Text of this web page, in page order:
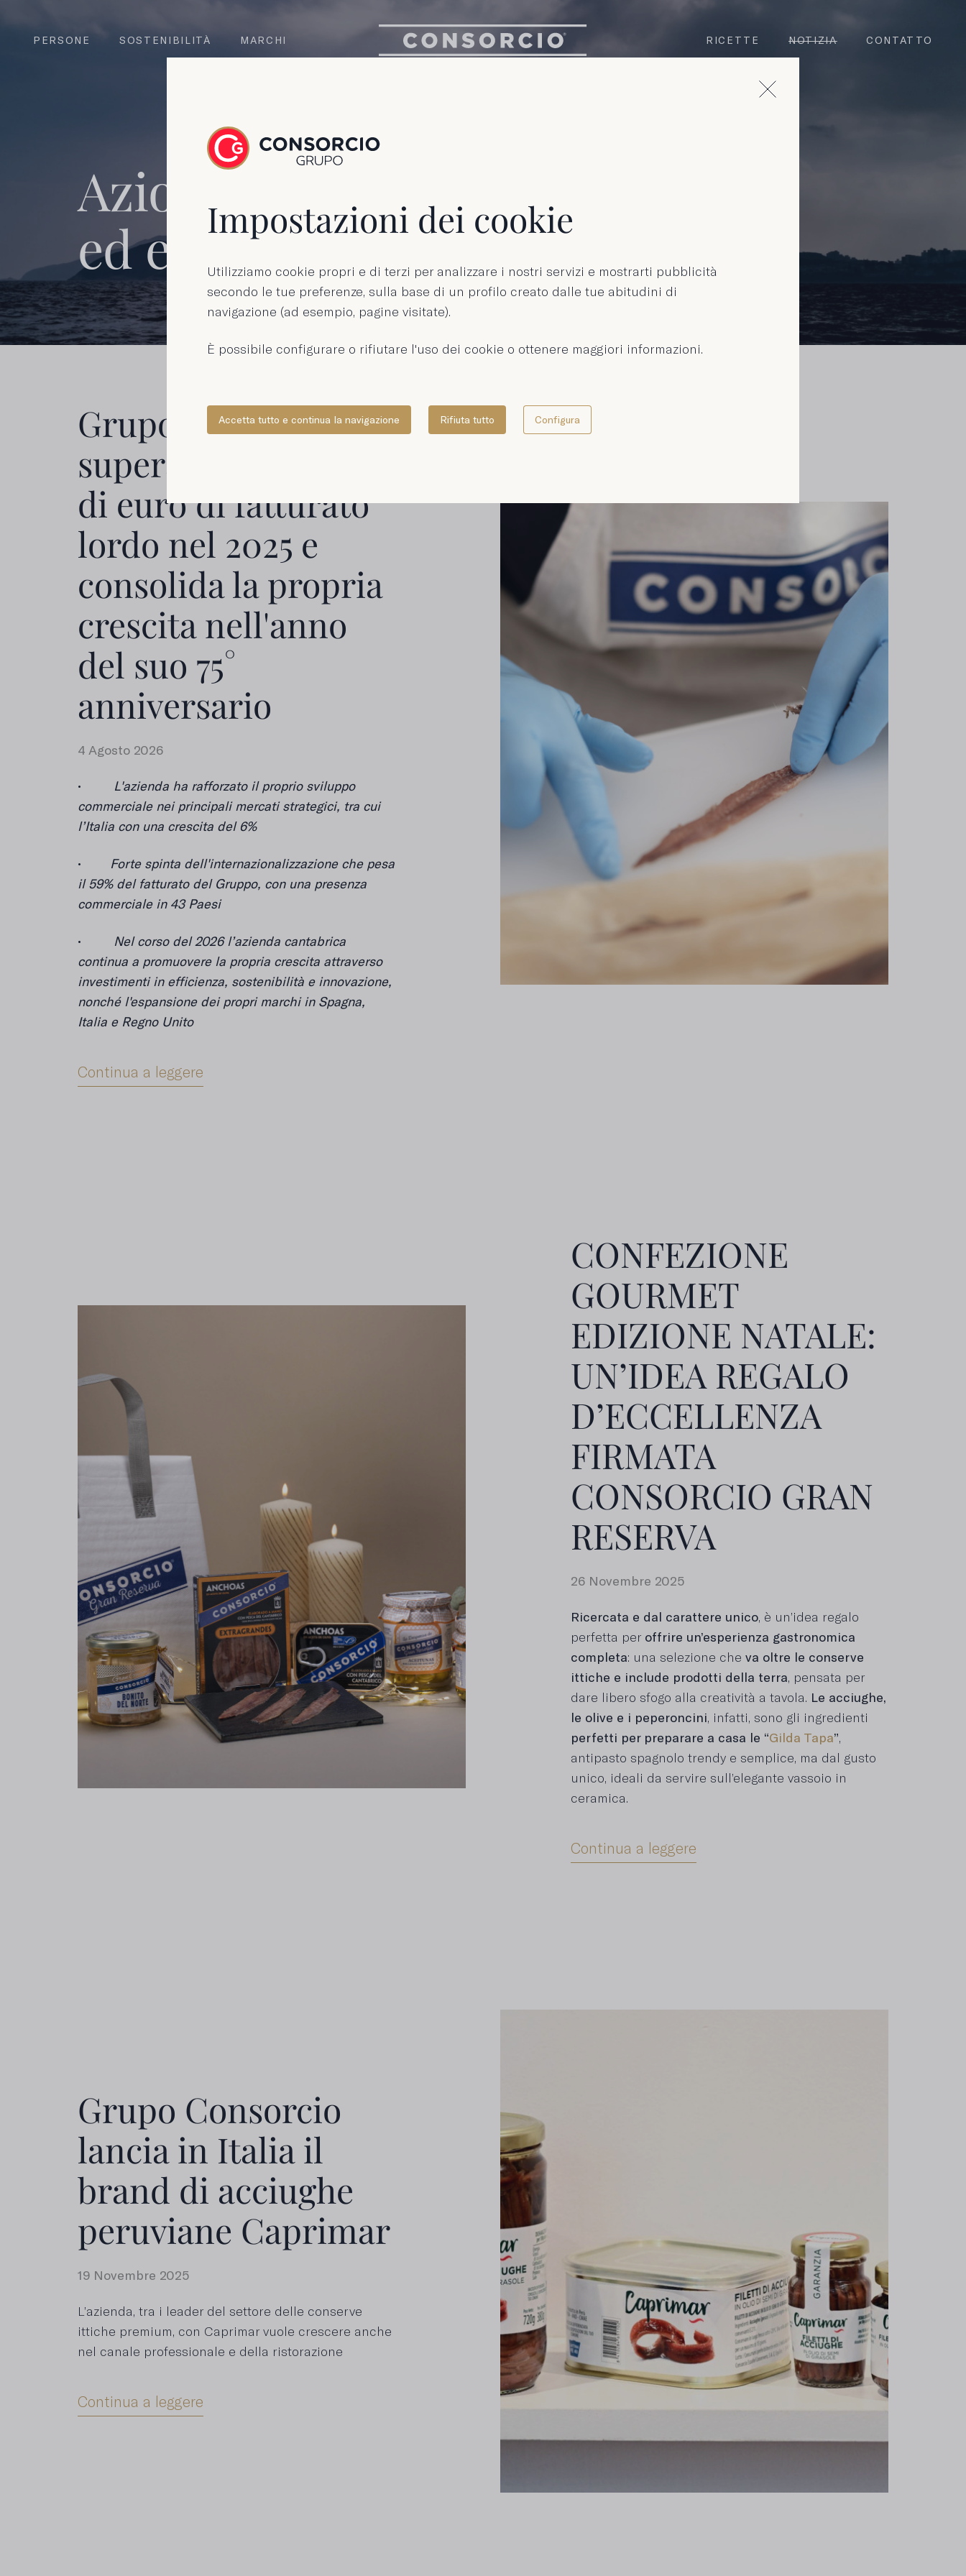
PERSONE SOSTENIBILITÀ MARCHI RICETTE NOTIZIA CONTATTO
Azioni, notizie
ed eventi
Grupo Consorcio
supera i 126 milioni
di euro di fatturato
lordo nel 2025 e
consolida la propria
crescita nell'anno
del suo 75°
anniversario
4 Agosto 2026
•
L'azienda ha rafforzato il proprio sviluppo
commerciale nei principali mercatistrategici, tra cui
l’Italia con una crescita del 6%
• Forte spinta dell'internazionalizzazione che pesa
il 59% del fatturato del Gruppo, con una presenza
commerciale in 43 Paesi
• Nel corso del 2026 l’azienda cantabrica
continua a promuovere la propria crescita attraverso
investimenti in efficienza, sostenibilità e innovazione,
nonché l'espansione dei propri marchi in Spagna,
Italia e Regno Unito
Continua a leggere
CONFEZIONE
GOURMET
EDIZIONE NATALE:
UN’IDEA REGALO
D’ECCELLENZA
FIRMATA
CONSORCIO GRAN
RESERVA
26 Novembre 2025
Ricercata e dal carattere unico, è un’idea regalo
perfetta per offrire un’esperienza gastronomica
completa: una selezione che va oltre le conserve
ittiche e include prodotti della terra, pensata per
dare libero sfogo alla creatività a tavola. Le acciughe,
le olive e i peperoncini, infatti, sono gli ingredienti
perfetti per preparare a casa le “Gilda Tapa”,
antipasto spagnolo trendy e semplice, ma dal gusto
unico, ideali da servire sull’elegante vassoio in
ceramica.
Continua a leggere
Grupo Consorcio
lancia in Italia il
brand di acciughe
peruviane Caprimar
19 Novembre 2025
L’azienda, tra i leader del settore delle conserve
ittiche premium, con Caprimar vuole crescere anche
nel canale professionale e della ristorazione
Continua a leggere
Impostazioni dei cookie
Utilizziamo cookie propri e di terzi per analizzare i nostri servizi e mostrarti pubblicità
secondo le tue preferenze, sulla base di un profilo creato dalle tue abitudini di
navigazione (ad esempio, pagine visitate).
È possibile configurare o rifiutare l'uso dei cookie o ottenere maggiori informazioni.
Accetta tutto e continua la navigazione Rifiuta tutto Configura